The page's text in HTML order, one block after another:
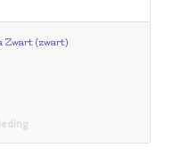
Zwart (zwart)